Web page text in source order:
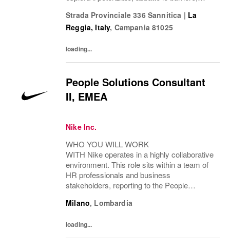
alla ricerca di persone in grado...
Strada Provinciale 336 Sannitica | La
Reggia, Italy, Campania 81025
loading...
People Solutions Consultant
II, EMEA
Nike Inc.
WHO YOU WILL WORK
WITH Nike operates in a highly collaborative
environment. This role sits within a team of
HR professionals and business
stakeholders, reporting to the People
partners closely with people managers
Milano, Lombardia
loading...